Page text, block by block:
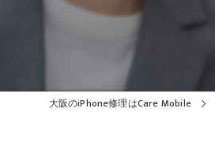
大阪のiPhone修理はCare Mobile